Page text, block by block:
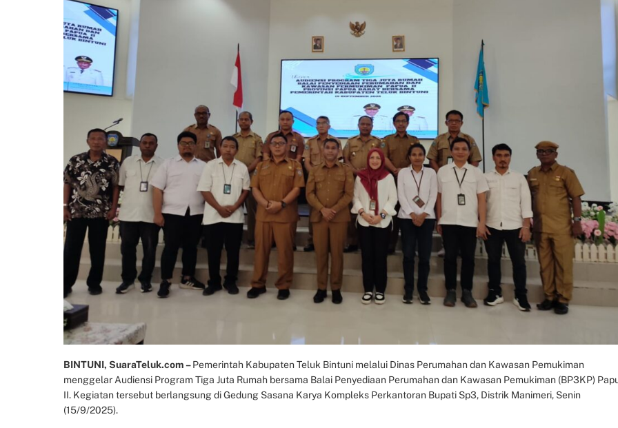
BINTUNI, SuaraTeluk.com –Pemerintah Kabupaten Teluk Bintuni melalui Dinas Perumahan dan Kawasan Pemukiman
menggelar Audiensi Program Tiga Juta Rumah bersama Balai Penyediaan Perumahan dan Kawasan Pemukiman (BP3KP)
II. Kegiatan tersebut berlangsung di Gedung Sasana Karya Kompleks Perkantoran Bupati Sp3, Distrik Manimeri, Senin
(15/9/2025).